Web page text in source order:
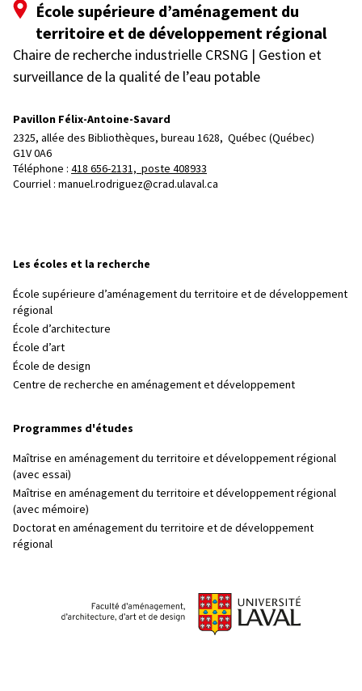
École supérieure d’aménagement du
territoire et de développement régional
Chaire de recherche industrielle CRSNG | Gestion et
surveillance de la qualité de l’eau potable
Pavillon Félix-Antoine-Savard
2325, allée des Bibliothèques, bureau 1628, Québec (Québec)
G1V 0A6
Téléphone : 418 656-2131, poste 408933
Courriel : manuel.rodriguez@crad.ulaval.ca
Les écoles et la recherche
École supérieure d’aménagement du territoire et de développement
régional
École d’architecture
École d’art
École de design
Centre de recherche en aménagement et développement
Programmes d'études
Maîtrise en aménagement du territoire et développement régional
(avec essai)
Maîtrise en aménagement du territoire et développement régional
(avec mémoire)
Doctorat en aménagement du territoire et de développement
régional